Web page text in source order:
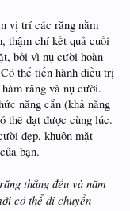
vị trí các răng nằm
thậm chí kết quả cuối
bởi vì nụ cười hoàn
thể tiến hành điều trị
răng và nụ cười.
năng cắn (khả năng
thể đạt được cùng lúc.
đẹp, khuôn mặt
bạn.
thẳng đều và nằm
có thể di chuyển